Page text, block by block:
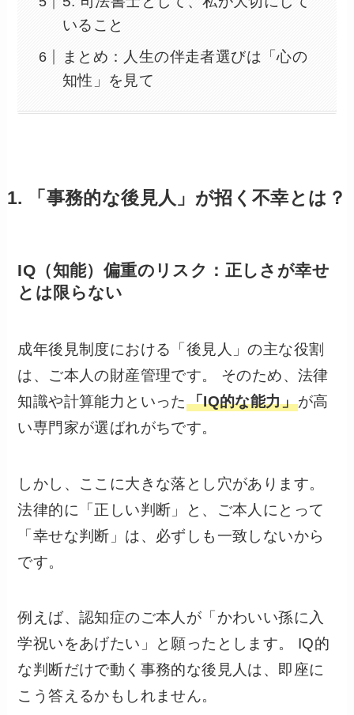
いること
まとめ：人生の伴走者選びは「心の
知性」を見て
1. 「事務的な後見人」が招く不幸とは？
IQ（知能）偏重のリスク：正しさが幸せ
とは限らない
成年後見制度における「後見人」の主な役割
は、ご本人の財産管理です。 そのため、法律
知識や計算能力といった 「IQ的な能力」が高
い専門家が選ばれがちです。
しかし、ここに大きな落とし穴があります。
法律的に「正しい判断」と、ご本人にとって
「幸せな判断」は、必ずしも一致しないから
です。
例えば、認知症のご本人が「かわいい孫に入
学祝いをあげたい」と願ったとします。 IQ的
な判断だけで動く事務的な後見人は、即座に
こう答えるかもしれません。